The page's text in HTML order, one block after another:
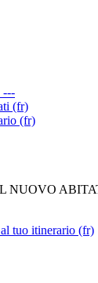
---
(fr)
(fr)
NUOVO
tuo itinerario (fr)